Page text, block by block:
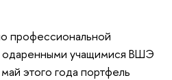
профессиональной
одаренными учащимися ВШЭ
этого года портфель